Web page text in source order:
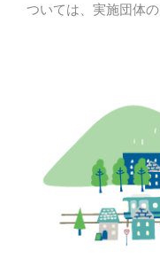
ついては、実施団体の